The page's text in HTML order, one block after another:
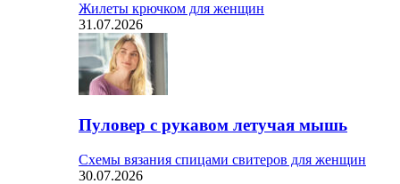
Жилеты крючком для женщин
31.07.2026
Пуловер с рукавом летучая мышь
Схемы вязания спицами свитеров для женщин
30.07.2026